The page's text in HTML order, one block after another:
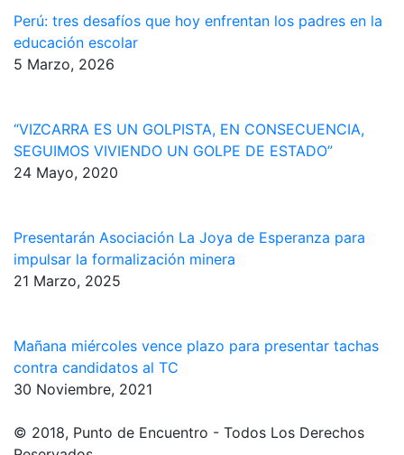
Perú: tres desafíos que hoy enfrentan los padres en la
educación escolar
5 Marzo, 2026
“VIZCARRA ES UN GOLPISTA, EN CONSECUENCIA,
SEGUIMOS VIVIENDO UN GOLPE DE ESTADO”
24 Mayo, 2020
Presentarán Asociación La Joya de Esperanza para
impulsar la formalización minera
21 Marzo, 2025
Mañana miércoles vence plazo para presentar tachas
contra candidatos al TC
30 Noviembre, 2021
© 2018, Punto de Encuentro - Todos Los Derechos